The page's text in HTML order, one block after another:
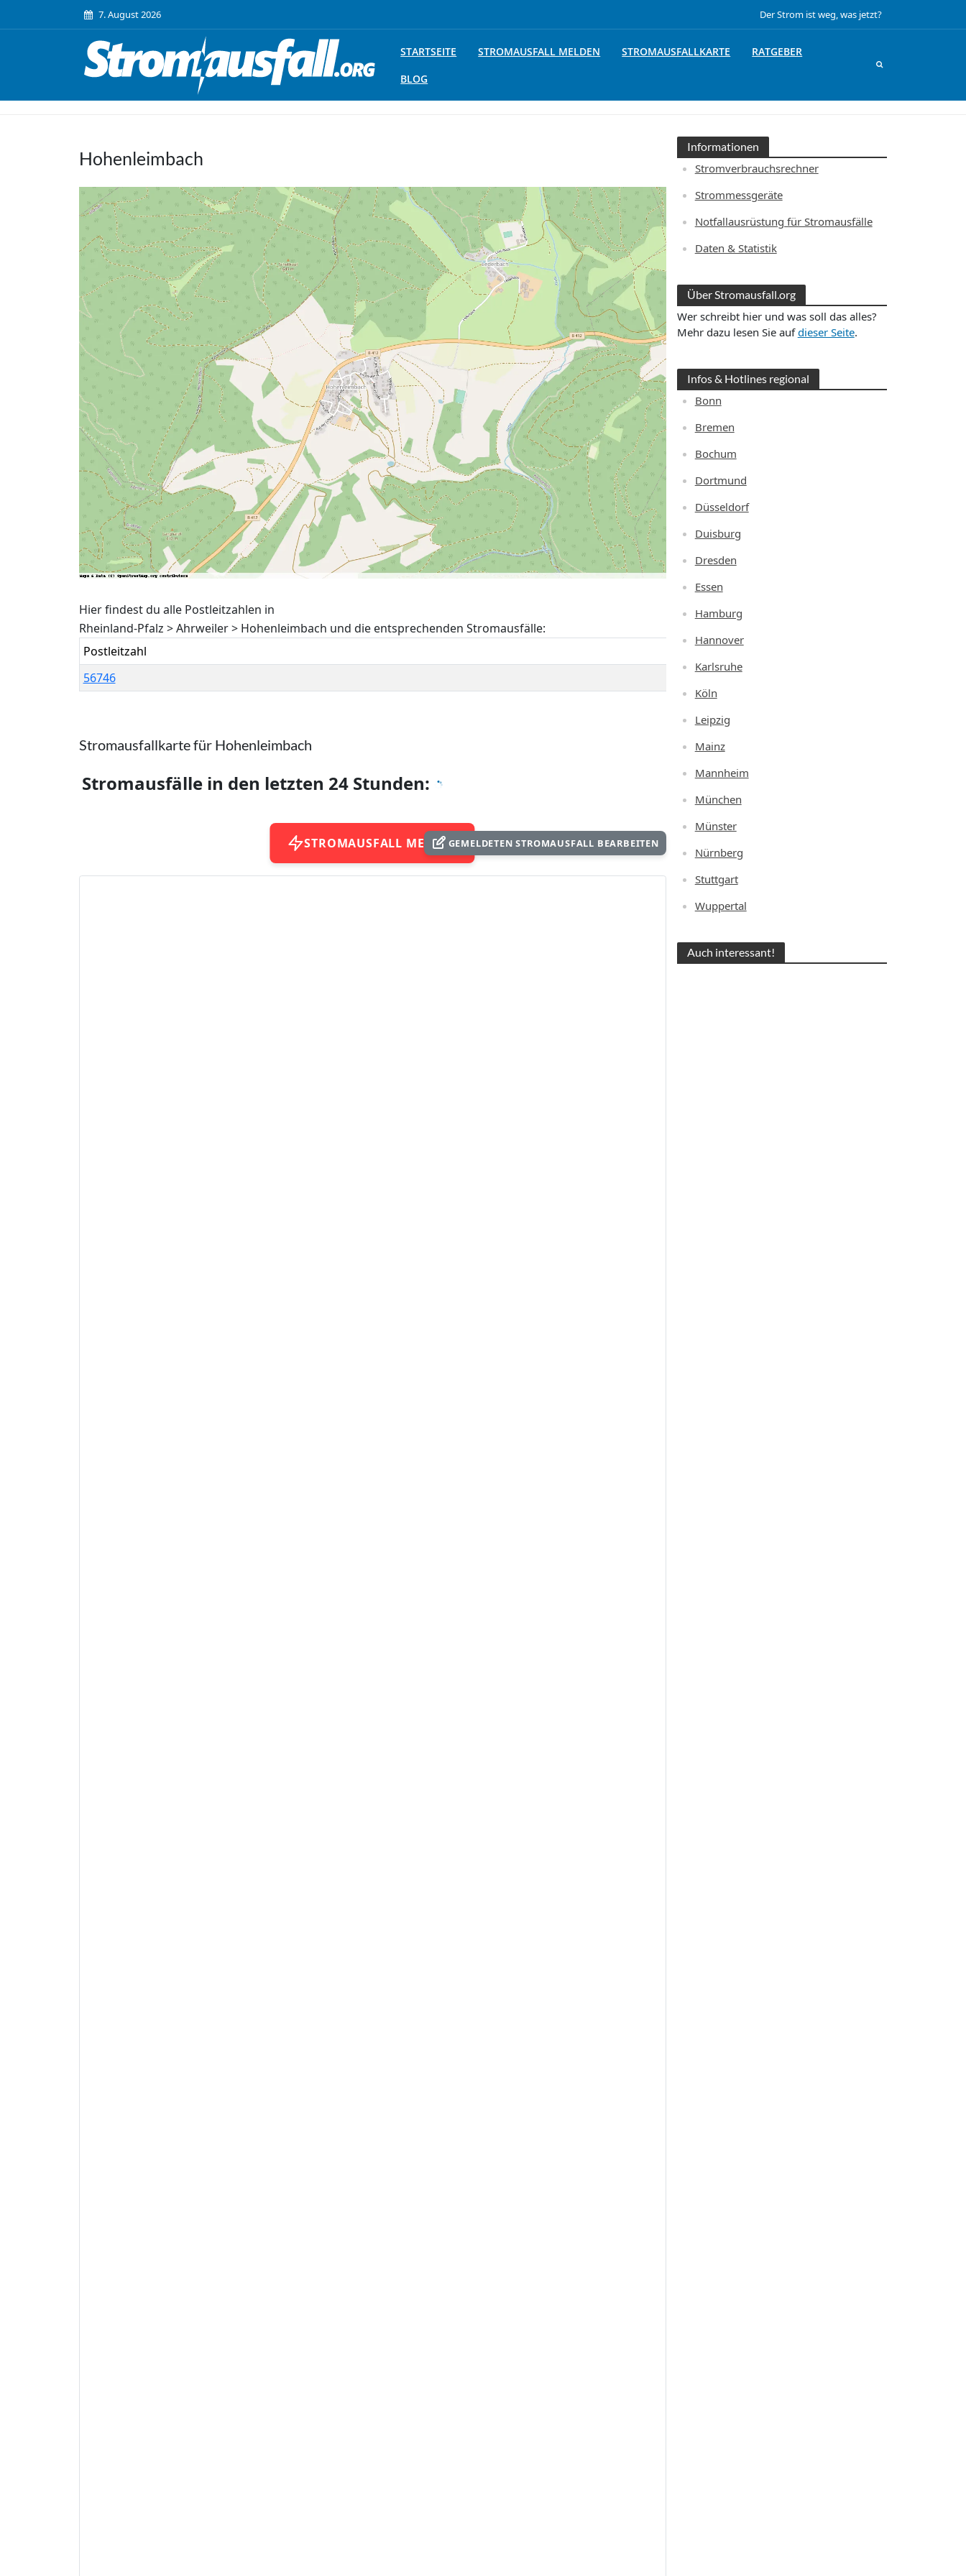
7. August 2026 Der Strom ist weg, was jetzt?
STARTSEITE STROMAUSFALL MELDEN STROMAUSFALLKARTE
RATGEBER
BLOG
Hohenleimbach
Hier findest du alle Postleitzahlen in
Rheinland-Pfalz > Ahrweiler > Hohenleimbach und die entsprechenden Stromausfälle:
Postleitzahl
56746
Stromausfallkarte für Hohenleimbach
Stromausfälle in den letzten 24 Stunden:
STROMAUSFALL MELDENGEMELDETEN STROMAUSFALL BEARBEITEN
Informationen
Stromverbrauchsrechner
Strommessgeräte
Notfallausrüstung für Stromausfälle
Daten & Statistik
Über Stromausfall.org
Wer schreibt hier und was soll das alles?
Mehr dazu lesen Sie aufdieser Seite.
Infos & Hotlines regional
Bonn
Bremen
Bochum
Dortmund
Düsseldorf
Duisburg
Dresden
Essen
Hamburg
Hannover
Karlsruhe
Köln
Leipzig
Mainz
Mannheim
München
Münster
Nürnberg
Stuttgart
Wuppertal
Auch interessant!